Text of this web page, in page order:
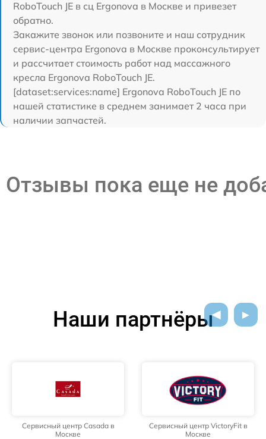
RoboTouch JE в сц Ergonova в Москве и привезет
обратно.
Закажите звонок или позвоните и наш сотрудник
сервис-центра Ergonova в Москве проконсультирует
и рассчитает стоимость работ над массажного
кресла Ergonova RoboTouch JE.
[dataset:services:name] Ergonova RoboTouch JE по
нашей статистике в среднем занимает 2 часа при
наличии запчастей.
Отзывы пока еще не
Наши партнёры
Сервисный центр Casada в
Москве
Сервисный центр VictoryFit в
Москве